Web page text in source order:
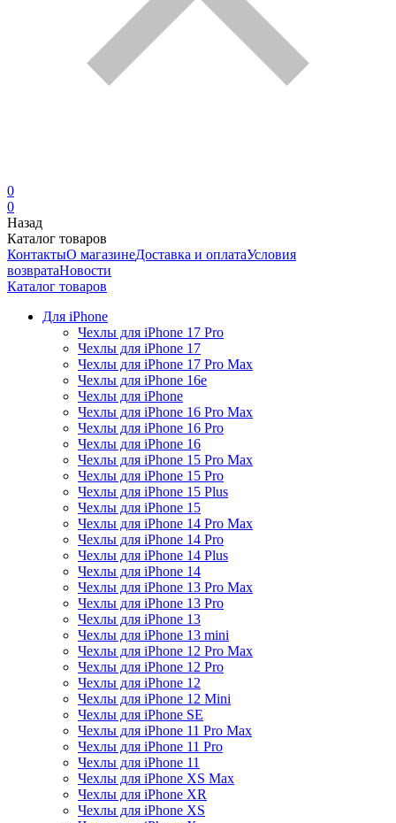
0
0
Назад
Каталог товаров
КонтактыО магазинеДоставка и оплатаУсловия
возвратаНовости
Каталог товаров
Для iPhone
Чехлы для iPhone 17 Pro
Чехлы для iPhone 17
Чехлы для iPhone 17 Pro Max
Чехлы для iPhone 16e
Чехлы для iPhone
Чехлы для iPhone 16 Pro Max
Чехлы для iPhone 16 Pro
Чехлы для iPhone 16
Чехлы для iPhone 15 Pro Max
Чехлы для iPhone 15 Pro
Чехлы для iPhone 15 Plus
Чехлы для iPhone 15
Чехлы для iPhone 14 Pro Max
Чехлы для iPhone 14 Pro
Чехлы для iPhone 14 Plus
Чехлы для iPhone 14
Чехлы для iPhone 13 Pro Max
Чехлы для iPhone 13 Pro
Чехлы для iPhone 13
Чехлы для iPhone 13 mini
Чехлы для iPhone 12 Pro Max
Чехлы для iPhone 12 Pro
Чехлы для iPhone 12
Чехлы для iPhone 12 Mini
Чехлы для iPhone SE
Чехлы для iPhone 11 Pro Max
Чехлы для iPhone 11 Pro
Чехлы для iPhone 11
Чехлы для iPhone XS Max
Чехлы для iPhone XR
Чехлы для iPhone XS